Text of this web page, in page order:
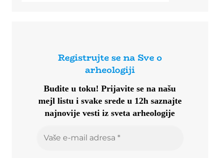
Registrujte se na Sve o
arheologiji
Budite u toku!Prijavite se na našu
mejl listu i svake srede u 12h saznajte
najnovije vesti iz sveta arheologije